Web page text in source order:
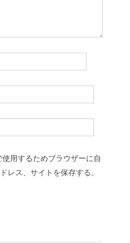
用するためブラウザーに自
レス、サイトを保存する。